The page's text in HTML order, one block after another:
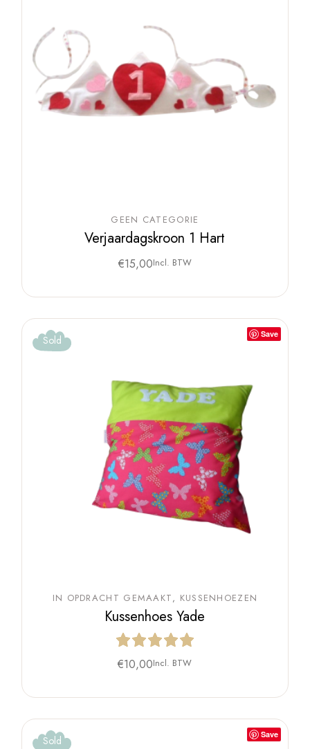
GEEN CATEGORIE
Verjaardagskroon 1 Hart
€15,00Incl. BTW
Save
Sold
IN OPDRACHT GEMAAKT KUSSENHOEZEN
Kussenhoes Yade
€10,00Incl. BTW
Save
Sold